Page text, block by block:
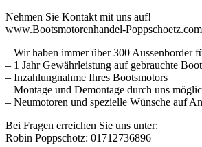
Nehmen Sie Kontakt mit uns auf!
www.Bootsmotorenhandel-Poppschoetz.com
– Wir haben immer über 300 Aussenborder
– 1 Jahr Gewährleistung auf gebrauchte
– Inzahlungnahme Ihres Bootsmotors
– Montage und Demontage durch uns
– Neumotoren und spezielle Wünsche auf
Bei Fragen erreichen Sie uns unter:
Robin Poppschötz: 01712736896